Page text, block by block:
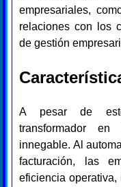
empresariales,
relaciones con los
de gestión
A pesar de
transformador
innegable. Al
facturación, las
eficiencia